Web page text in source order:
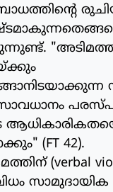
(FT 42).
(verbal